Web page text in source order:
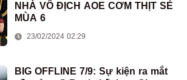
NHÀ VÔ ĐỊCH AOE CƠM THỊT SẺ
MÙA 6
23/02/2024 02:29
BIG OFFLINE 7/9: Sự kiện ra mắt